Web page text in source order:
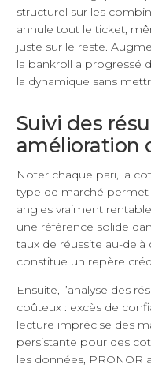
structurel sur les
annule tout le ticket,
juste sur le reste.
la bankroll a progressé
la dynamique sans
Suivi des
amélioration
Noter chaque pari, la
type de marché permet
angles vraiment
une référence solide
taux de réussite au-delà
constitue un repère
Ensuite, l’analyse des
coûteux : excès de
lecture imprécise des
persistante pour des
les données, PRONOR